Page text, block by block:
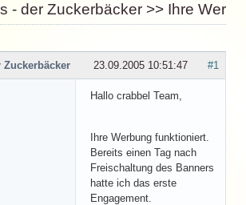
- der Zuckerbäcker >> Ihre
#1
23.09.2005 10:51:47
Zuckerbäcker
Hallo crabbel Team,
Ihre Werbung funktioniert.
Bereits einen Tag nach
Freischaltung des Banners
hatte ich das erste
Engagement.